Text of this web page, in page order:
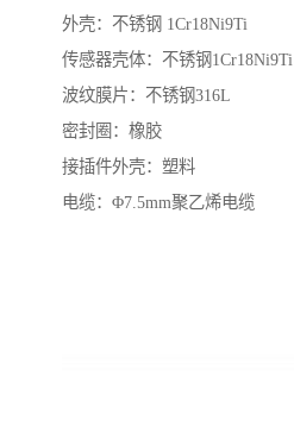
外壳：不锈钢 1Cr18Ni9Ti
传感器壳体：不锈钢1Cr18Ni9Ti
波纹膜片：不锈钢316L
密封圈：橡胶
接插件外壳：塑料
电缆：Φ7.5mm聚乙烯电缆